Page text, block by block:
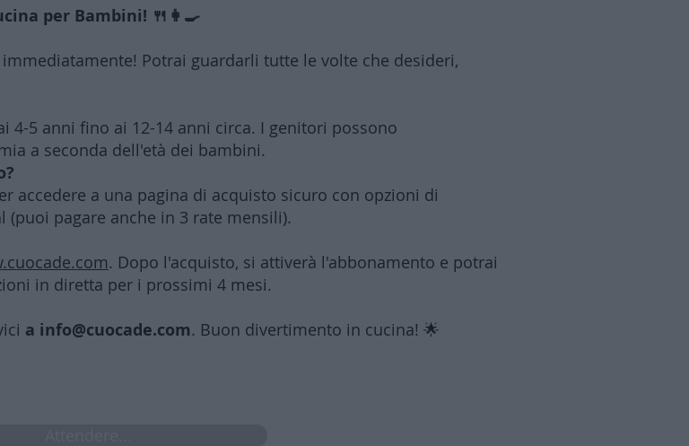
per Bambini! 🍴👩‍🍳
Potrai guardarli tutte le volte che desideri,
4-5 anni fino ai 12-14 anni circa. I genitori possono
a seconda dell'età dei bambini.
accedere a una pagina di acquisto sicuro con opzioni di
pagare anche in 3 rate mensili).
. Dopo l'acquisto, si attiverà l'abbonamento e potrai
in diretta per i prossimi 4 mesi.
a info@cuocade.com. Buon divertimento in cucina! 🌟